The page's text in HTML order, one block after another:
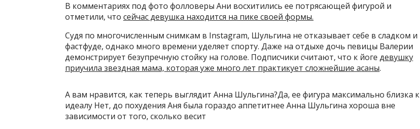
В комментариях под фото фолловеры Ани восхитились ее потрясающей фигурой и
отметили, что сейчас девушка находится на пике своей формы.
Судя по многочисленным снимкам в Instagram, Шульгина не отказывает себе в сладком и
фастфуде, однако много времени уделяет спорту. Даже на отдыхе дочь певицы Валерии
демонстрирует безупречную стойку на голове. Подписчики считают, что к йоге девушку
приучила звездная мама, которая уже много лет практикует сложнейшие асаны.
А вам нравится, как теперь выглядит Анна Шульгина?Да, ее фигура максимально близка к
идеалу Нет, до похудения Аня была гораздо аппетитнее Анна Шульгина хороша вне
зависимости от того, сколько весит